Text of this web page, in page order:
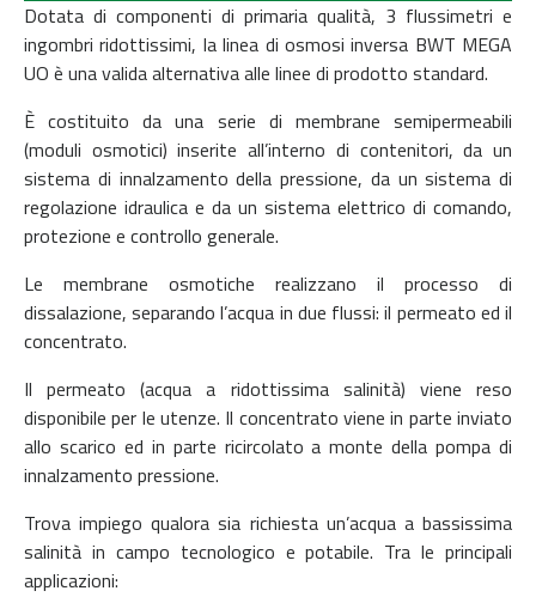
Dotata di componenti di primaria qualità, 3 flussimetri e
ingombri ridottissimi, la linea di osmosi inversa BWT MEGA
UO è una valida alternativa alle linee di prodotto standard.
È costituito da una serie di membrane semipermeabili
(moduli osmotici) inserite all’interno di contenitori, da un
sistema di innalzamento della pressione, da un sistema di
regolazione idraulica e da un sistema elettrico di comando,
protezione e controllo generale.
Le membrane osmotiche realizzano il processo di
dissalazione, separando l’acqua in due flussi: il permeato ed il
concentrato.
Il permeato (acqua a ridottissima salinità) viene reso
disponibile per le utenze. Il concentrato viene in parte inviato
allo scarico ed in parte ricircolato a monte della pompa di
innalzamento pressione.
Trova impiego qualora sia richiesta un’acqua a bassissima
salinità in campo tecnologico e potabile. Tra le principali
applicazioni: